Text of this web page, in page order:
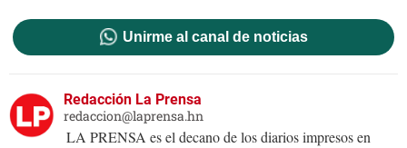
Unirme al canal de noticias
Redacción La Prensa
redaccion@laprensa.hn
LA PRENSA es el decano de los diarios impresos en